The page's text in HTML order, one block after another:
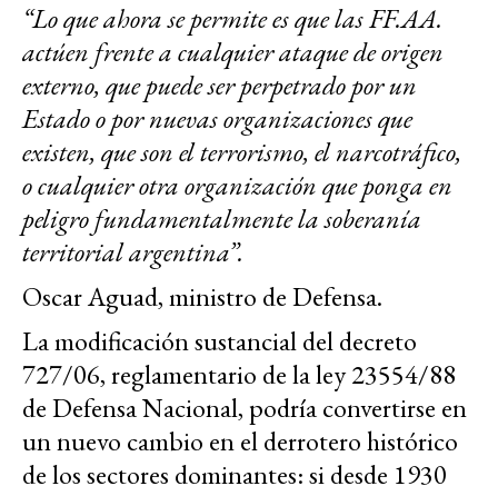
“Lo que ahora se permite es que las FF.AA.
actúen frente a cualquier ataque de origen
externo, que puede ser perpetrado por un
Estado o por nuevas organizaciones que
existen, que son el terrorismo, el narcotráfico,
o cualquier otra organización que ponga en
peligro fundamentalmente la soberanía
territorial argentina”.
Oscar Aguad, ministro de Defensa.
La modificación sustancial del decreto
727/06, reglamentario de la ley 23554/88
de Defensa Nacional, podría convertirse en
un nuevo cambio en el derrotero histórico
de los sectores dominantes: si desde 1930